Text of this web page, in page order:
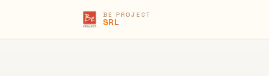
BE PROJECT
SRL